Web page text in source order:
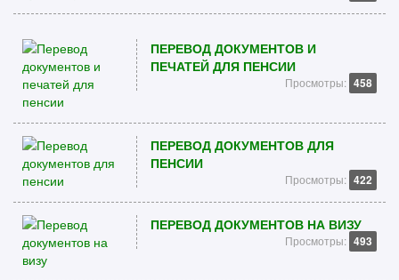
ПЕРЕВОД ДОКУМЕНТОВ И
ПЕЧАТЕЙ ДЛЯ ПЕНСИИ
Просмотры: 458
ПЕРЕВОД ДОКУМЕНТОВ ДЛЯ
ПЕНСИИ
Просмотры: 422
ПЕРЕВОД ДОКУМЕНТОВ НА ВИЗУ
Просмотры: 493